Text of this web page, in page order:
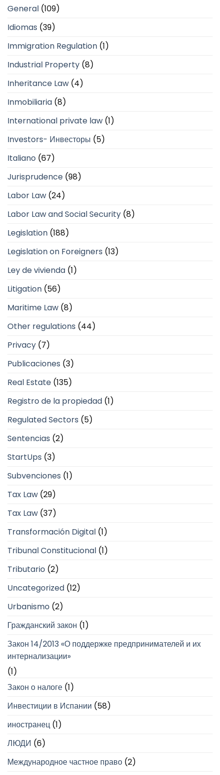
General (109)
Idiomas (39)
Immigration Regulation (1)
Industrial Property (8)
Inheritance Law (4)
Inmobiliaria (8)
International private law (1)
Investors- Инвесторы (5)
Italiano (67)
Jurisprudence (98)
Labor Law (24)
Labor Law and Social Security (8)
Legislation (188)
Legislation on Foreigners (13)
Ley de vivienda (1)
Litigation (56)
Maritime Law (8)
Other regulations (44)
Privacy (7)
Publicaciones (3)
Real Estate (135)
Registro de la propiedad (1)
Regulated Sectors (5)
Sentencias (2)
StartUps (3)
Subvenciones (1)
Tax Law (29)
Tax Law (37)
Transformación Digital (1)
Tribunal Constitucional (1)
Tributario (2)
Uncategorized (12)
Urbanismo (2)
Гражданский закон (1)
Закон 14/2013 «О поддержке предпринимателей и их
интернализации»
(1)
Закон о налоге (1)
Инвестиции в Испании (58)
иностранец (1)
ЛЮДИ (6)
Международное частное право (2)